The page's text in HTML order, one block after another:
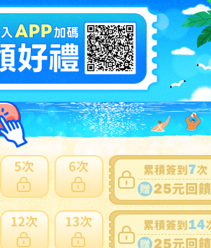
得標填寫委託單
用與其他費用，使用海運則無其他費用。
會增加國際運費。